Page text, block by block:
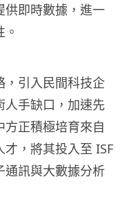
供即時數據，進一
，引入民間科技企
人手缺口，加速先
正積極培育來自
，將其投入至 ISF
通訊與大數據分析